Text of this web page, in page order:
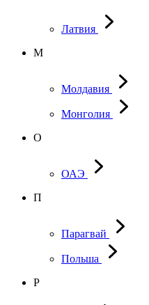
Латвия
М
Молдавия
Монголия
О
ОАЭ
П
Парагвай
Польша
Р